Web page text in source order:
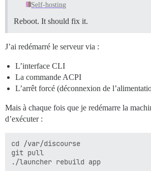
Self-hosting
Reboot. It should fix it.
J’ai redémarré le serveur via :
L’interface CLI
La commande ACPI
L’arrêt forcé (déconnexion de
Mais à chaque fois que je redémarre la
d’exécuter :
cd /var/discourse
git pull